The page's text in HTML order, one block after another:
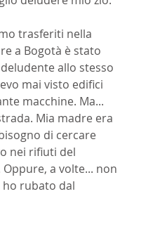
trasferiti nella
a Bogotà è stato
allo stesso
mai visto edifici
macchine. Ma...
Mia madre era
di cercare
nei rifiuti del
a volte... non
ho rubato dal